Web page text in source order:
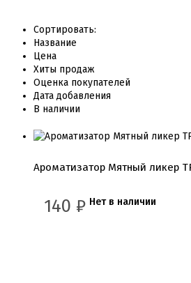
Сортировать:
Название
Цена
Хиты продаж
Оценка покупателей
Дата добавления
В наличии
Ароматизатор Мятный ликер
140 ₽ Нет в наличии